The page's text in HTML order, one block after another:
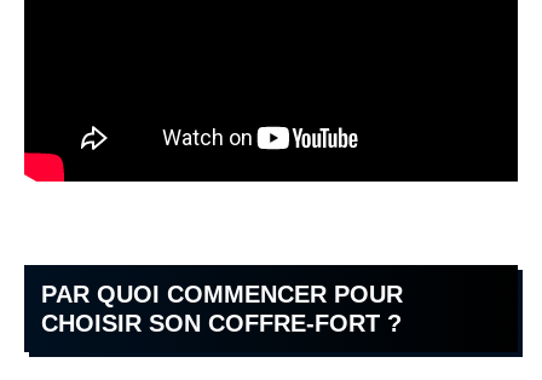
PAR QUOI COMMENCER POUR
CHOISIR SON COFFRE-FORT ?